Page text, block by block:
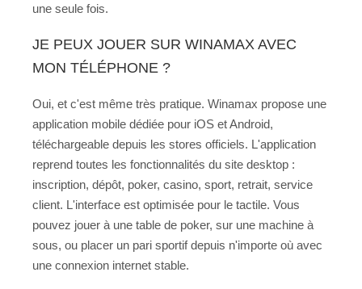
une seule fois.
JE PEUX JOUER SUR WINAMAX AVEC
MON TÉLÉPHONE ?
Oui, et c'est même très pratique. Winamax propose une
application mobile dédiée pour iOS et Android,
téléchargeable depuis les stores officiels. L'application
reprend toutes les fonctionnalités du site desktop :
inscription, dépôt, poker, casino, sport, retrait, service
client. L'interface est optimisée pour le tactile. Vous
pouvez jouer à une table de poker, sur une machine à
sous, ou placer un pari sportif depuis n'importe où avec
une connexion internet stable.